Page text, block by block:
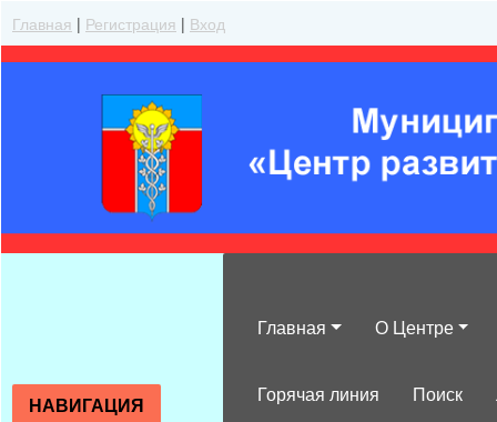
Главная | Регистрация | Вход
Главная О Центре
Горячая линия Поиск
НАВИГАЦИЯ